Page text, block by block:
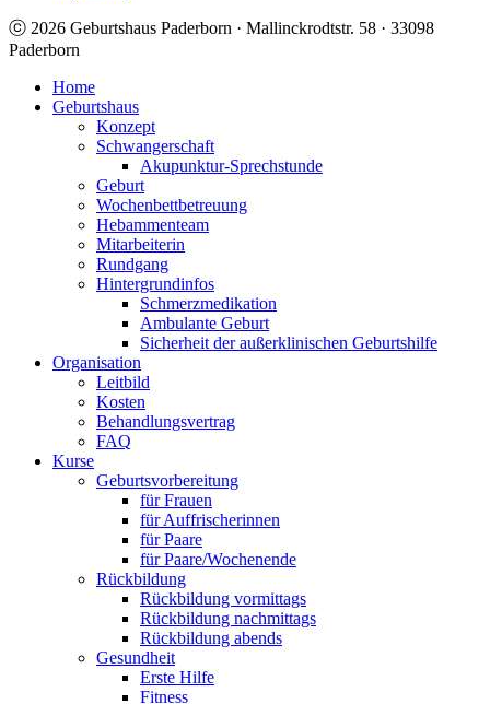
ⓒ 2026 Geburtshaus Paderborn · Mallinckrodtstr. 58 · 33098
Paderborn
Home
Geburtshaus
Konzept
Schwangerschaft
Akupunktur-Sprechstunde
Geburt
Wochenbettbetreuung
Hebammenteam
Mitarbeiterin
Rundgang
Hintergrundinfos
Schmerzmedikation
Ambulante Geburt
Sicherheit der außerklinischen Geburtshilfe
Organisation
Leitbild
Kosten
Behandlungsvertrag
FAQ
Kurse
Geburtsvorbereitung
für Frauen
für Auffrischerinnen
für Paare
für Paare/Wochenende
Rückbildung
Rückbildung vormittags
Rückbildung nachmittags
Rückbildung abends
Gesundheit
Erste Hilfe
Fitness